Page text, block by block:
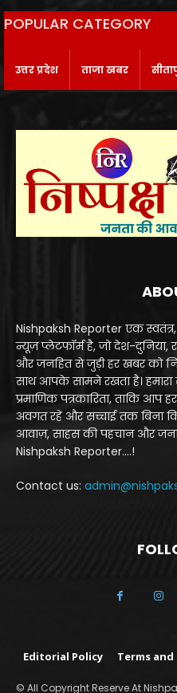
POPULAR CATEGORY
उत्तर प्रदेश ताजा खबर
Nishpaksh Reporter एक
न्यूज़ प्लेटफॉर्म है, जो देश-दुनिया,
और जनहित से जुड़ी हर खबर को
साथ आपके सामने रखता है।
प्रमाणिक पत्रकारिता, ताकि आप
अवगत रहें और सच्चाई तक बिना
आवाज़, साहस की पहचान और
Nishpaksh Reporter....!
Contact us:
Editorial Policy Terms
© All Copyright Reserve At